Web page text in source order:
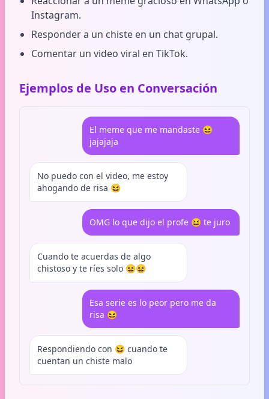
Instagram.
Responder a un chiste en un chat grupal.
Comentar un video viral en TikTok.
Ejemplos de Uso en Conversación
El meme que me mandaste 😆
jajajaja
No puedo con el video, me estoy
ahogando de risa 😆
OMG lo que dijo el profe 😆 te juro
Cuando te acuerdas de algo
chistoso y te ríes solo 😆😆
Esa serie es lo peor pero me da
risa 😆
Respondiendo con 😆 cuando te
cuentan un chiste malo